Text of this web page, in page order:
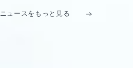
ニュースをもっと見る